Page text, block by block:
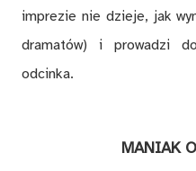
imprezie nie dzieje, jak
dramatów) i prowadzi
odcinka.
MANIAK